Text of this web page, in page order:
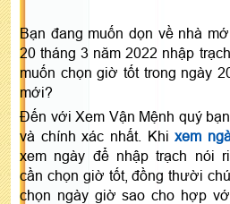
Bạn đang muốn dọn về nhà
20 tháng 3 năm 2022 nhập
muốn chọn giờ tốt trong ngày
mới?
Đến với Xem Vận Mệnh quý
và chính xác nhất. Khixem
xem ngày để nhập trạch nói
cần chọn giờ tốt, đồng thười
chọn ngày giờ sao cho hợp